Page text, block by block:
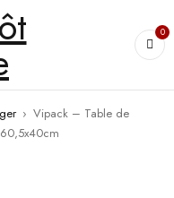
0
› Vipack – Table de